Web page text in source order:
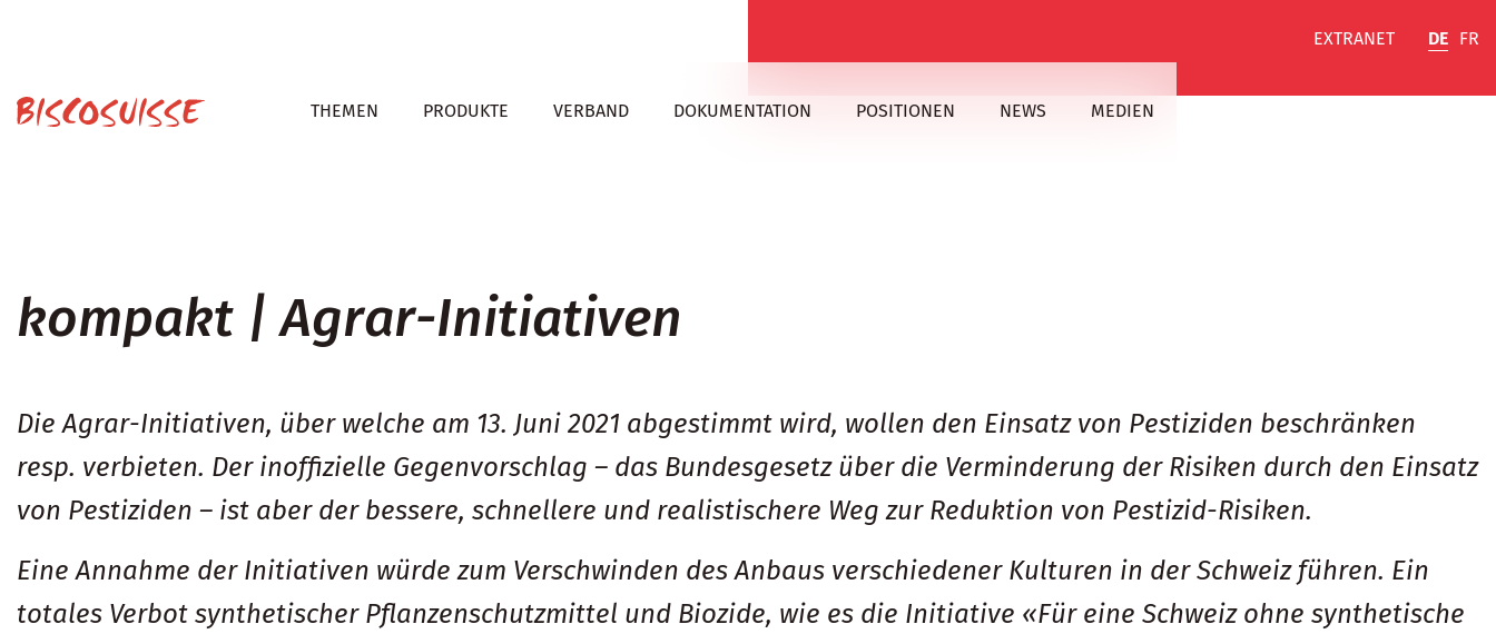
EXTRANET DE FR
THEMEN PRODUKTE VERBAND DOKUMENTATION POSITIONEN NEWS MEDIEN
kompakt | Agrar-Initiativen
Die Agrar-Initiativen, über welche am 13. Juni 2021 abgestimmt wird, wollen den Einsatz von Pestiziden beschränken
resp. verbieten. Der inoffizielle Gegenvorschlag – das Bundesgesetz über die Verminderung der Risiken durch den Einsatz
von Pestiziden – ist aber der bessere, schnellere und realistischere Weg zur Reduktion von Pestizid-Risiken.
Eine Annahme der Initiativen würde zum Verschwinden des Anbaus verschiedener Kulturen in der Schweiz führen. Ein
totales Verbot synthetischer Pflanzenschutzmittel und Biozide, wie es die Initiative «Für eine Schweiz ohne synthetische